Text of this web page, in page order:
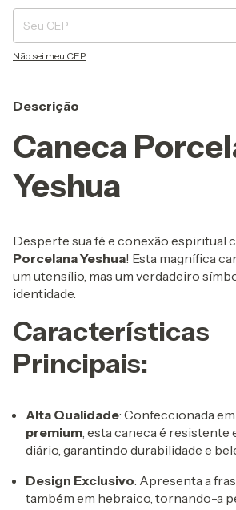
Não sei meu CEP
Descrição
Caneca
Yeshua
Desperte sua fé e conexão espiritual
Porcelana Yeshua! Esta magnífica
um utensílio, mas um verdadeiro
identidade.
Características
Principais:
Alta Qualidade: Confeccionada em
premium, esta caneca é resistente
diário, garantindo durabilidade e
Design Exclusivo: Apresenta a
também em hebraico, tornando-a